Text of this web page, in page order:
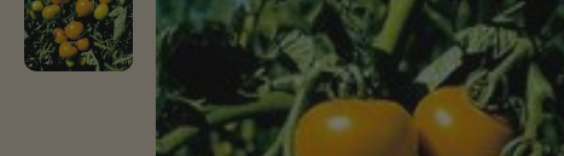
til
produktoplysninger